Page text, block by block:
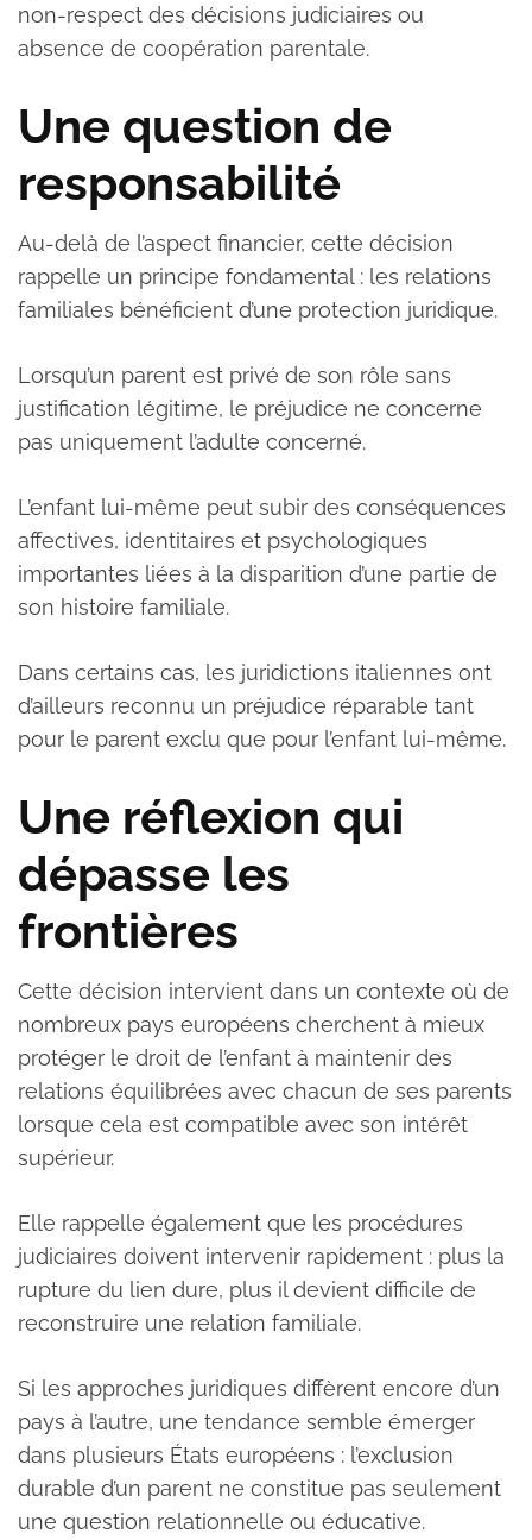
non-respect des décisions judiciaires ou
absence de coopération parentale.
Une question de
responsabilité
Au-delà de l’aspect financier, cette décision
rappelle un principe fondamental : les relations
familiales bénéficient d’une protection juridique.
Lorsqu’un parent est privé de son rôle sans
justification légitime, le préjudice ne concerne
pas uniquement l’adulte concerné.
L’enfant lui-même peut subir des conséquences
affectives, identitaires et psychologiques
importantes liées à la disparition d’une partie de
son histoire familiale.
Dans certains cas, les juridictions italiennes ont
d’ailleurs reconnu un préjudice réparable tant
pour le parent exclu que pour l’enfant lui-même.
Une réflexion qui
dépasse les
frontières
Cette décision intervient dans un contexte où de
nombreux pays européens cherchent à mieux
protéger le droit de l’enfant à maintenir des
relations équilibrées avec chacun de ses parents
lorsque cela est compatible avec son intérêt
supérieur.
Elle rappelle également que les procédures
judiciaires doivent intervenir rapidement : plus la
rupture du lien dure, plus il devient difficile de
reconstruire une relation familiale.
Si les approches juridiques diffèrent encore d’un
pays à l’autre, une tendance semble émerger
dans plusieurs États européens : l’exclusion
durable d’un parent ne constitue pas seulement
une question relationnelle ou éducative.